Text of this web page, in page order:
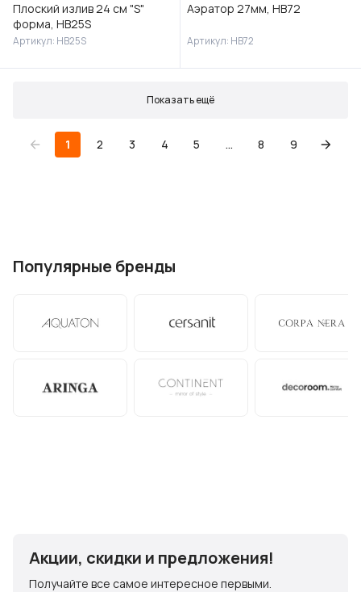
Плоский излив 24 см "S"
форма, HB25S
Артикул: HB25S
Аэратор 27мм, HB72
Артикул: HB72
Показать ещё
1 2 3 4 5 ... 8 9
Популярные бренды
Акции, скидки и предложения!
Получайте все самое интересное первыми.